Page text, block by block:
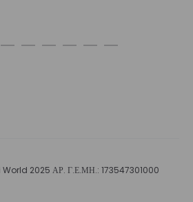
2025 ΑΡ. Γ.Ε.ΜΗ.: 173547301000